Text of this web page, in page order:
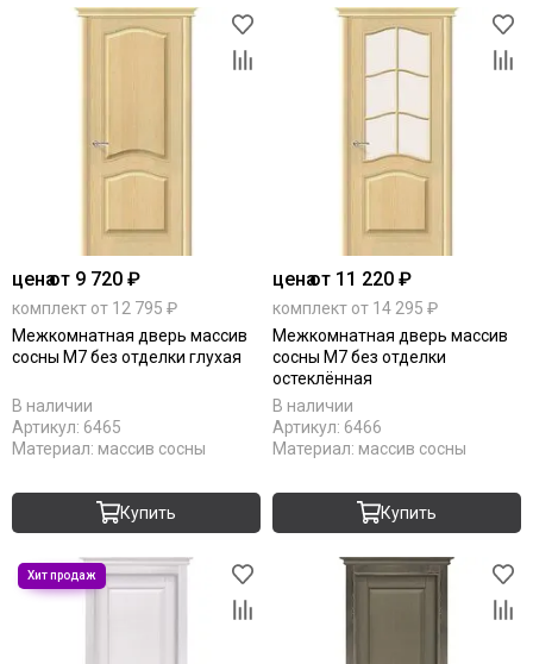
ценаот 9 720 ₽
комплект от 12 795 ₽
Межкомнатная дверь массив
сосны М7 без отделки глухая
В наличии
Артикул: 6465
Материал: массив сосны
Купить
ценаот 11 220 ₽
комплект от 14 295 ₽
Межкомнатная дверь массив
сосны М7 без отделки
остеклённая
В наличии
Артикул: 6466
Материал: массив сосны
Купить